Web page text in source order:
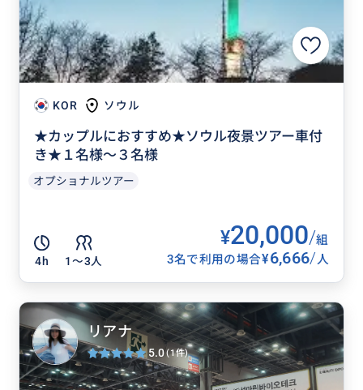
KOR ソウル
★カップルにおすすめ★ソウル夜景ツアー車付
き★１名様～３名様
オプショナルツアー
4h 1〜3人
¥20,000/組
3名で利用の場合¥6,666/人
リアナ
5.0(1件)